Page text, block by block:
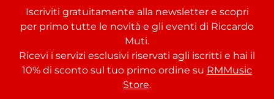
Iscriviti gratuitamente alla newsletter e scopri
per primo tutte le novità e gli eventi di Riccardo
Muti.
Ricevi i servizi esclusivi riservati agli iscritti e hai il
10% di sconto sul tuo primo ordine su RMMusic
Store.